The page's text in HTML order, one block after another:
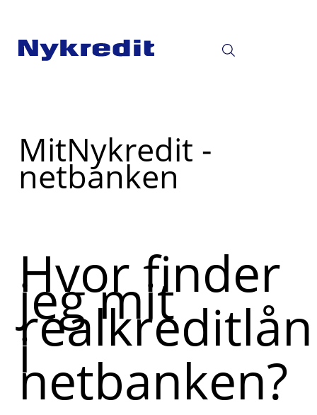
Read
more
about
MitNykredit -
netbanken
Hvor finder
jeg mit
realkreditlån
inetbanken?